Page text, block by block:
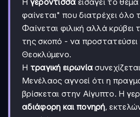
Η γερόντισσα εισάγει το θέμα
φαίνεται" που διατρέχει όλο
Φαίνεται φιλική αλλά κρύβει
της σκοπό - να προστατεύσει
Θεοκλύμενο.
Η τραγική ειρωνία
Μενέλαος αγνοεί ότι η
βρίσκεται στην Αίγυπτο. Η
αδιάφορη και πονηρή,